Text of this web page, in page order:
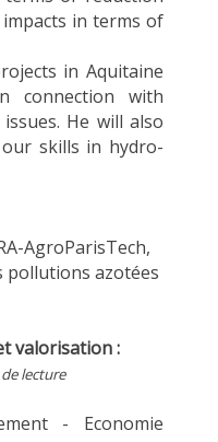
in terms of
in Aquitaine
connection with
He will also
skills in hydro-
AgroParisTech,
pollutions azotées
valorisation :
lecture
- Economie